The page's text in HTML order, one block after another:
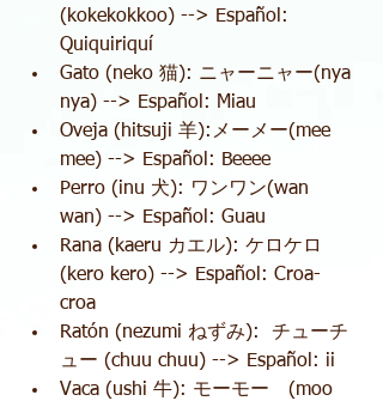
(kokekokkoo) --> Español:
Quiquiriquí
Gato (neko 猫): ニャーニャー(nya
nya) --> Español: Miau
Oveja (hitsuji 羊):メーメー(mee
mee) --> Español: Beeee
Perro (inu 犬): ワンワン(wan
wan) --> Español: Guau
Rana (kaeru カエル): ケロケロ
(kero kero) --> Español: Croa-
croa
Ratón (nezumi ねずみ):  チューチ
ュー (chuu chuu) --> Español: ii
Vaca (ushi 牛): モーモー　(moo